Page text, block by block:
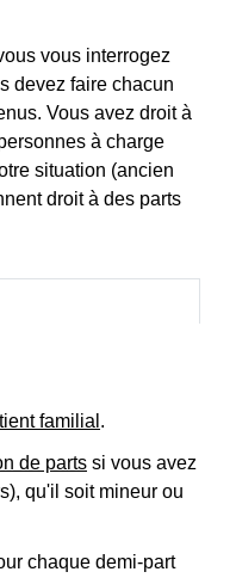
vous interrogez
devez faire chacun
Vous avez droit à
à charge
situation (ancien
droit à des parts
familial .
de parts si vous avez
qu'il soit mineur ou
chaque demi-part